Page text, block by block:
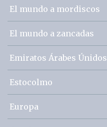
El mundo a mordiscos
El mundo a zancadas
Emiratos Árabes Únidos
Estocolmo
Europa